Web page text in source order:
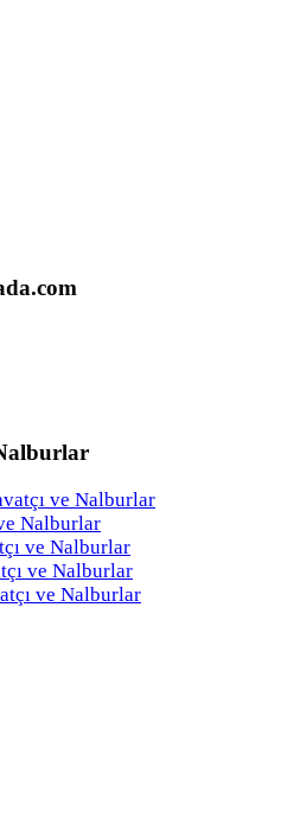
ve Nalburlar
Nalburlar
ve Nalburlar
ve Nalburlar
ve Nalburlar